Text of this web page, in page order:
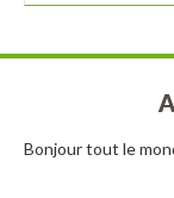
Bonjour tout le